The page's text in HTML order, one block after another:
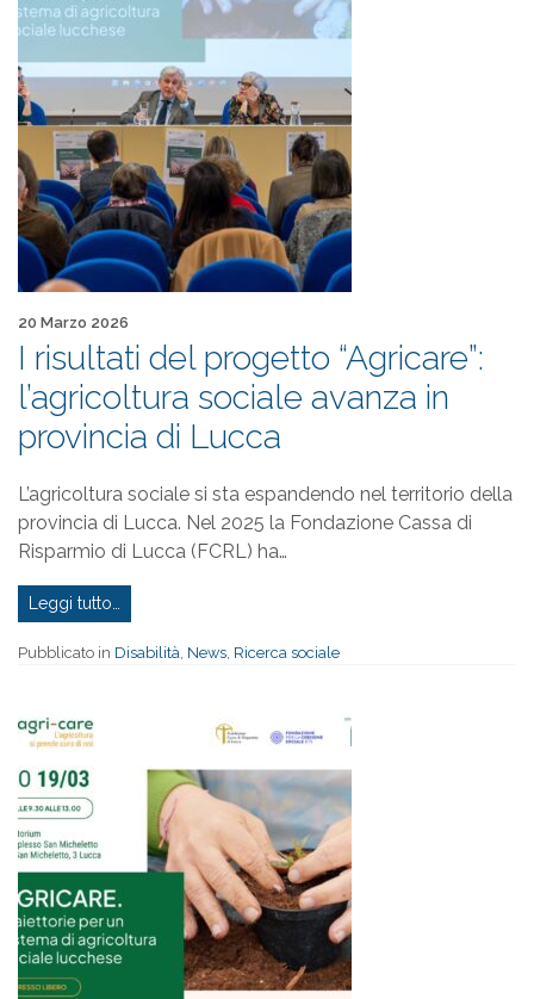
Pubblicato il
20 Marzo 2026
I risultati del progetto “Agricare”:
l’agricoltura sociale avanza in
provincia di Lucca
L’agricoltura sociale si sta espandendo nel territorio della
provincia di Lucca. Nel 2025 la Fondazione Cassa di
Risparmio di Lucca (FCRL) ha…
Leggi tutto…
Pubblicato in Disabilità, News, Ricerca sociale